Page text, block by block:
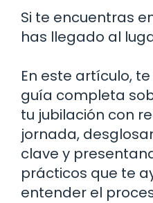
Si te encuentras
has llegado al
En este artículo,
guía completa
tu jubilación con
jornada,
clave y
prácticos que te
entender el